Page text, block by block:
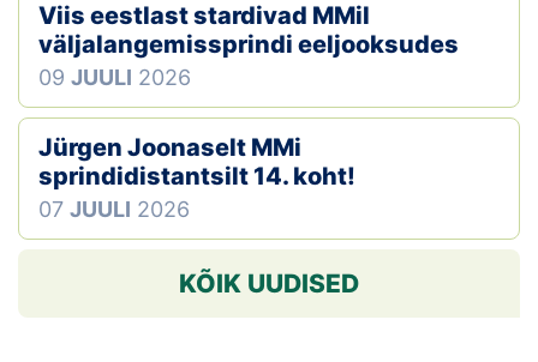
Viis eestlast stardivad MMil
väljalangemissprindi eeljooksudes
09 JUULI 2026
Jürgen Joonaselt MMi
sprindidistantsilt 14. koht!
07 JUULI 2026
KÕIK UUDISED